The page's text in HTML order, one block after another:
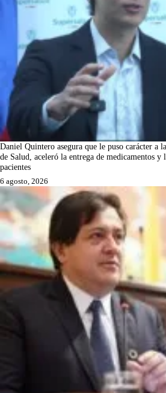
Daniel Quintero asegura que le puso carácter a
de Salud, aceleró la entrega de medicamentos y
pacientes
6 agosto, 2026